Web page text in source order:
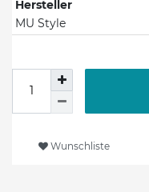
Hersteller
MU Style
Wunschliste